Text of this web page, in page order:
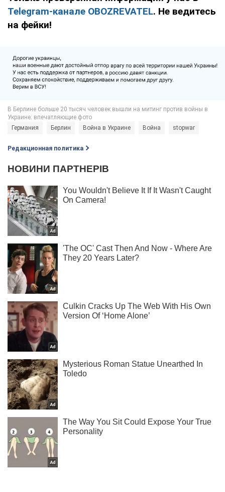
Telegram-канале OBOZREVATEL. Не ведитесь
на фейки!
Германия Берлин Война в Украине Война stopwar
Редакционная политика